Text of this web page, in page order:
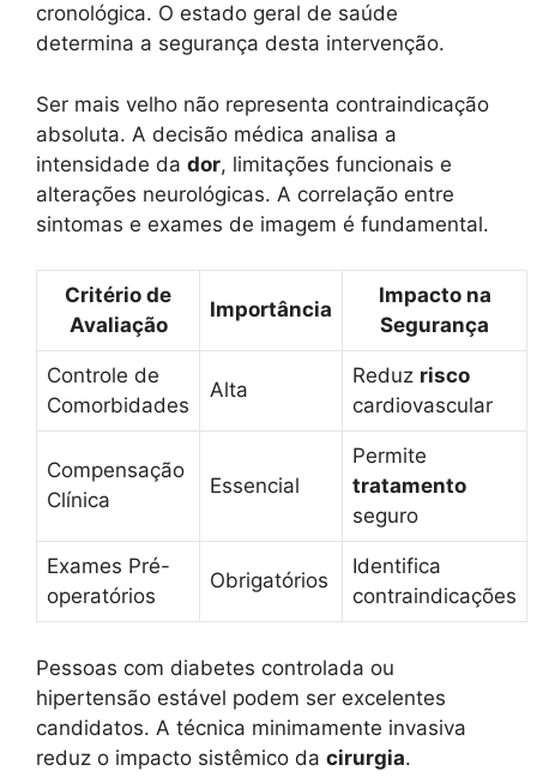
cronológica. O estado geral de saúde
determina a segurança desta intervenção.
Ser mais velho não representa contraindicação
absoluta. A decisão médica analisa a
intensidade da dor, limitações funcionais e
alterações neurológicas. A correlação entre
sintomas e exames de imagem é fundamental.
Critério de
Avaliação
Importância
Impacto na
Segurança
Controle de
Comorbidades
Alta
Reduz risco
cardiovascular
Compensação
Clínica
Essencial
Permite
tratamento
seguro
Exames Pré-
operatórios
Obrigatórios
Identifica
contraindicações
Pessoas com diabetes controlada ou
hipertensão estável podem ser excelentes
candidatos. A técnica minimamente invasiva
reduz o impacto sistêmico da cirurgia.